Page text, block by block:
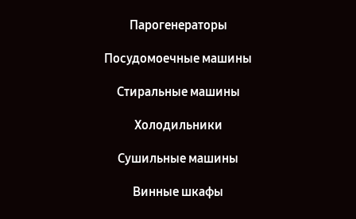
Ремонт посудомоечной машины Siemens SR 24E205 EU в г. Саратов
Ремонт посудомоечной машины Siemens SR 24E205 EU в г. Киров
Парогенераторы
Посудомоечные машины
Стиральные машины
Холодильники
Сушильные машины
Винные шкафы